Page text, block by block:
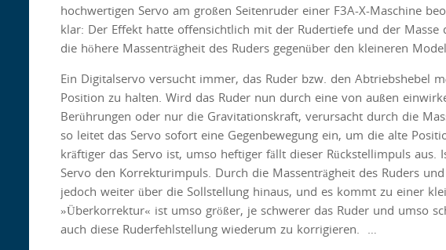
hochwertigen Servo am großen Seitenruder einer F3A-X-Maschine
klar: Der Effekt hatte offensichtlich mit der Rudertiefe und der Masse
die höhere Massenträgheit des Ruders gegenüber den kleineren
Ein Digitalservo versucht immer, das Ruder bzw. den Abtriebshebel
Position zu halten. Wird das Ruder nun durch eine von außen
Berührungen oder nur die Gravitationskraft, verursacht durch die
so leitet das Servo sofort eine Gegenbewegung ein, um die alte
kräftiger das Servo ist, umso heftiger fällt dieser Rückstellimpuls
Servo den Korrekturimpuls. Durch die Massenträgheit des Ruders
jedoch weiter über die Sollstellung hinaus, und es kommt zu einer
»Überkorrektur« ist umso größer, je schwerer das Ruder und umso
auch diese Ruderfehlstellung wiederum zu korrigieren. …